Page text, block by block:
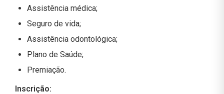
Assistência médica;
Seguro de vida;
Assistência odontológica;
Plano de Saúde;
Premiação.
Inscrição: